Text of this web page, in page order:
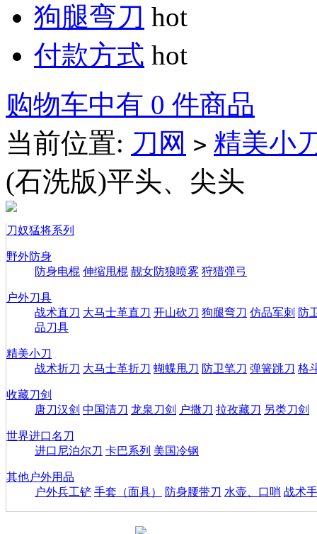
狗腿弯刀 hot
付款方式 hot
购物车中有 0 件商品
当前位置: 刀网 > 精美小
(石洗版)平头、尖头
刀奴猛将系列
野外防身
防身电棍 伸缩甩棍 靓女防狼喷雾 狩猎弹弓
户外刀具
战术直刀 大马士革直刀 开山砍刀 狗腿弯刀 仿品军刺 防
品刀具
精美小刀
战术折刀 大马士革折刀 蝴蝶甩刀 防卫笔刀 弹簧跳刀 格
收藏刀剑
唐刀汉剑 中国清刀 龙泉刀剑 户撒刀 拉孜藏刀 另类刀剑
世界进口名刀
进口尼泊尔刀 卡巴系列 美国冷钢
其他户外用品
户外兵工铲 手套（面具） 防身腰带刀 水壶、口哨 战术